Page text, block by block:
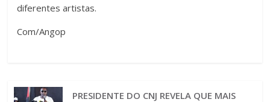
diferentes artistas.
Com/Angop
PRESIDENTE DO CNJ REVELA QUE MAIS